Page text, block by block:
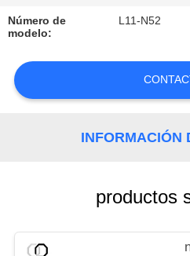
EN
CONTACTO
CON
NOTICIAS
Número de
modelo:
L11-N52
INFORMACIÓN
productos